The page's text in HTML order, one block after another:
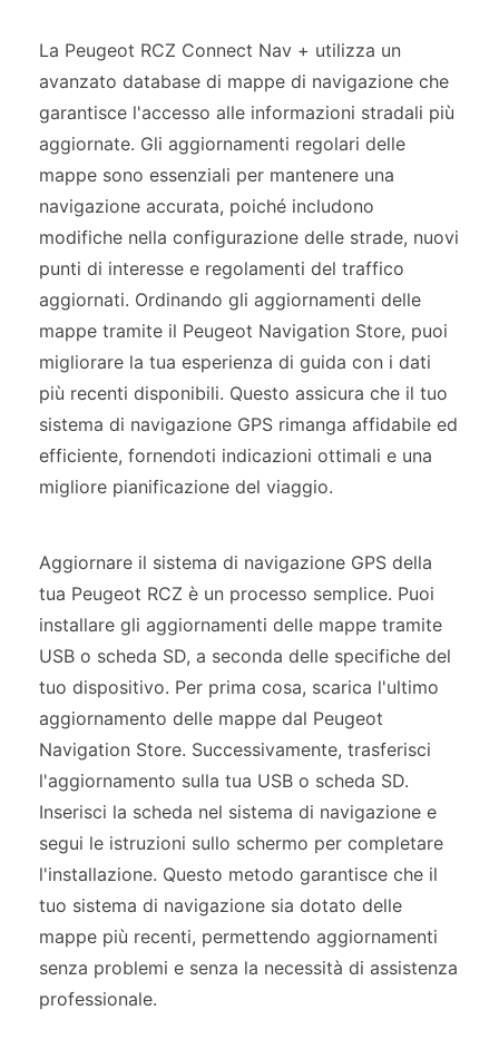
La Peugeot RCZ Connect Nav + utilizza un
avanzato database di mappe di navigazione che
garantisce l'accesso alle informazioni stradali più
aggiornate. Gli aggiornamenti regolari delle
mappe sono essenziali per mantenere una
navigazione accurata, poiché includono
modifiche nella configurazione delle strade, nuovi
punti di interesse e regolamenti del traffico
aggiornati. Ordinando gli aggiornamenti delle
mappe tramite il Peugeot Navigation Store, puoi
migliorare la tua esperienza di guida con i dati
più recenti disponibili. Questo assicura che il tuo
sistema di navigazione GPS rimanga affidabile ed
efficiente, fornendoti indicazioni ottimali e una
migliore pianificazione del viaggio.
Aggiornare il sistema di navigazione GPS della
tua Peugeot RCZ è un processo semplice. Puoi
installare gli aggiornamenti delle mappe tramite
USB o scheda SD, a seconda delle specifiche del
tuo dispositivo. Per prima cosa, scarica l'ultimo
aggiornamento delle mappe dal Peugeot
Navigation Store. Successivamente, trasferisci
l'aggiornamento sulla tua USB o scheda SD.
Inserisci la scheda nel sistema di navigazione e
segui le istruzioni sullo schermo per completare
l'installazione. Questo metodo garantisce che il
tuo sistema di navigazione sia dotato delle
mappe più recenti, permettendo aggiornamenti
senza problemi e senza la necessità di assistenza
professionale.